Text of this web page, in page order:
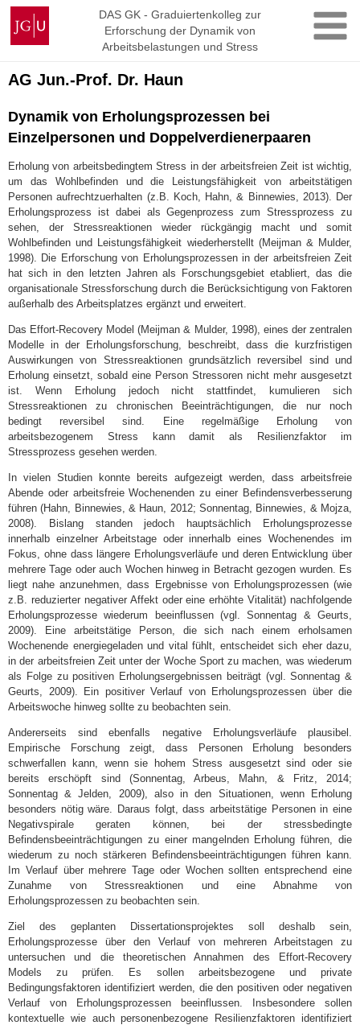
Zum
Inhalt
springen
Johannes
Gutenberg-
Universität
DAS GK - Graduiertenkolleg zur
Erforschung der Dynamik von
Arbeitsbelastungen und Stress
AG Jun.-Prof. Dr. Haun
Dynamik von Erholungsprozessen bei
Einzelpersonen und Doppelverdienerpaaren
Erholung von arbeitsbedingtem Stress in der arbeitsfreien Zeit ist wichtig,
um das Wohlbefinden und die Leistungsfähigkeit von arbeitstätigen
Personen aufrechtzuerhalten (z.B. Koch, Hahn, & Binnewies, 2013). Der
Erholungsprozess ist dabei als Gegenprozess zum Stressprozess zu
sehen, der Stressreaktionen wieder rückgängig macht und somit
Wohlbefinden und Leistungsfähigkeit wiederherstellt (Meijman & Mulder,
1998). Die Erforschung von Erholungsprozessen in der arbeitsfreien Zeit
hat sich in den letzten Jahren als Forschungsgebiet etabliert, das die
organisationale Stressforschung durch die Berücksichtigung von Faktoren
außerhalb des Arbeitsplatzes ergänzt und erweitert.
Das Effort-Recovery Model (Meijman & Mulder, 1998), eines der zentralen
Modelle in der Erholungsforschung, beschreibt, dass die kurzfristigen
Auswirkungen von Stressreaktionen grundsätzlich reversibel sind und
Erholung einsetzt, sobald eine Person Stressoren nicht mehr ausgesetzt
ist. Wenn Erholung jedoch nicht stattfindet, kumulieren sich
Stressreaktionen zu chronischen Beeinträchtigungen, die nur noch
bedingt reversibel sind. Eine regelmäßige Erholung von
arbeitsbezogenem Stress kann damit als Resilienzfaktor im
Stressprozess gesehen werden.
In vielen Studien konnte bereits aufgezeigt werden, dass arbeitsfreie
Abende oder arbeitsfreie Wochenenden zu einer Befindensverbesserung
führen (Hahn, Binnewies, & Haun, 2012; Sonnentag, Binnewies, & Mojza,
2008). Bislang standen jedoch hauptsächlich Erholungsprozesse
innerhalb einzelner Arbeitstage oder innerhalb eines Wochenendes im
Fokus, ohne dass längere Erholungsverläufe und deren Entwicklung über
mehrere Tage oder auch Wochen hinweg in Betracht gezogen wurden. Es
liegt nahe anzunehmen, dass Ergebnisse von Erholungsprozessen (wie
z.B. reduzierter negativer Affekt oder eine erhöhte Vitalität) nachfolgende
Erholungsprozesse wiederum beeinflussen (vgl. Sonnentag & Geurts,
2009). Eine arbeitstätige Person, die sich nach einem erholsamen
Wochenende energiegeladen und vital fühlt, entscheidet sich eher dazu,
in der arbeitsfreien Zeit unter der Woche Sport zu machen, was wiederum
als Folge zu positiven Erholungsergebnissen beiträgt (vgl. Sonnentag &
Geurts, 2009). Ein positiver Verlauf von Erholungsprozessen über die
Arbeitswoche hinweg sollte zu beobachten sein.
Andererseits sind ebenfalls negative Erholungsverläufe plausibel.
Empirische Forschung zeigt, dass Personen Erholung besonders
schwerfallen kann, wenn sie hohem Stress ausgesetzt sind oder sie
bereits erschöpft sind (Sonnentag, Arbeus, Mahn, & Fritz, 2014;
Sonnentag & Jelden, 2009), also in den Situationen, wenn Erholung
besonders nötig wäre. Daraus folgt, dass arbeitstätige Personen in eine
Negativspirale geraten können, bei der stressbedingte
Befindensbeeinträchtigungen zu einer mangelnden Erholung führen, die
wiederum zu noch stärkeren Befindensbeeinträchtigungen führen kann.
Im Verlauf über mehrere Tage oder Wochen sollten entsprechend eine
Zunahme von Stressreaktionen und eine Abnahme von
Erholungsprozessen zu beobachten sein.
Ziel des geplanten Dissertationsprojektes soll deshalb sein,
Erholungsprozesse über den Verlauf von mehreren Arbeitstagen zu
untersuchen und die theoretischen Annahmen des Effort-Recovery
Models zu prüfen. Es sollen arbeitsbezogene und private
Bedingungsfaktoren identifiziert werden, die den positiven oder negativen
Verlauf von Erholungsprozessen beeinflussen. Insbesondere sollen
kontextuelle wie auch personenbezogene Resilienzfaktoren identifiziert